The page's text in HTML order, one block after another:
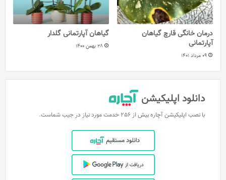
درمان خانگی قارچ گیاهان
آپارتمانی
09 مرداد 1401
گیاهان آپارتمانی گلدار
28 بهمن 1400
دانلود اپلیکیشن
با نصب اپلیکیشن آچاره بیش از 256 خدمت مورد نیاز در جیب شماست.